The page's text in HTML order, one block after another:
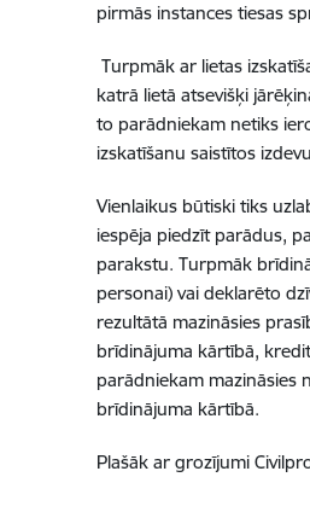
pirmās instances tiesas
Turpmāk ar lietas
katrā lietā atsevišķi
to parādniekam netiks
izskatīšanu saistītos
Vienlaikus būtiski tiks
iespēja piedzīt parādus,
parakstu. Turpmāk
personai) vai deklarēto
rezultātā mazināsies
brīdinājuma kārtībā,
parādniekam mazināsies
brīdinājuma kārtībā.
Plašāk ar grozījumi